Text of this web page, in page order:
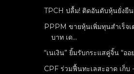
TPCH ปลื้ม! ติดอันดับหุ้นยั่งยืน
PPPM ขายหุ้นเพิ่มทุนสำเร็จ
บาท เด...
“เนเงิน” ยิ้มรับกระแสคู่จิ้น “ออ
CPF ร่วมฟื้นทะเลสะอาด เก็บ